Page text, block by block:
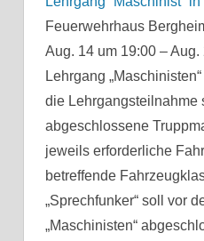
Feuerwehrhaus
Aug. 14 um 19:00 – Aug.
Lehrgang
die Lehrgangsteilnahme
abgeschlossene
jeweils erforderliche
betreffende
„Sprechfunker“ soll vor
„Maschinisten“